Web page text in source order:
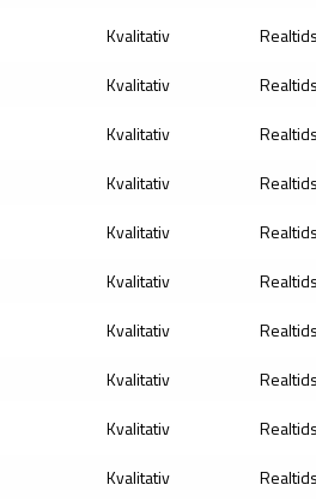
Kvalitativ
Kvalitativ
Kvalitativ
Kvalitativ
Kvalitativ
Kvalitativ
Kvalitativ
Kvalitativ
Kvalitativ
Kvalitativ